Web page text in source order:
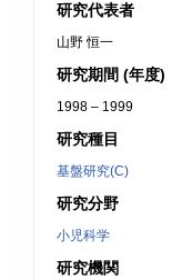
研究代表者
山野 恒一
研究期間 (年度)
1998 – 1999
研究種目
基盤研究(C)
研究分野
小児科学
研究機関